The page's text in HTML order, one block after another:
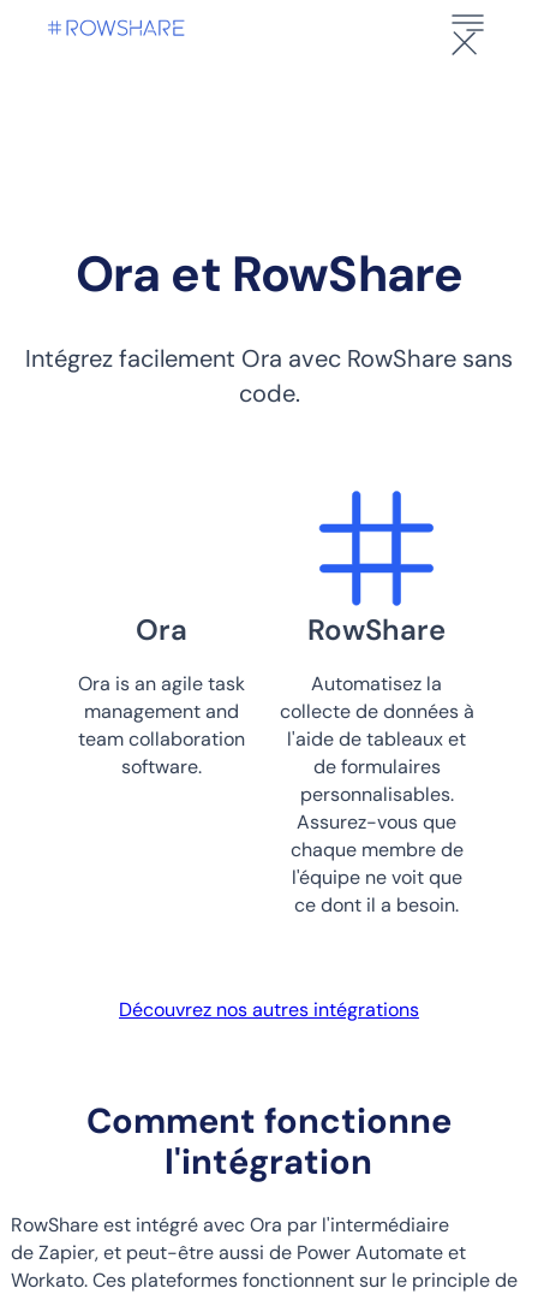
Ora et RowShare
Intégrez facilement Ora avec RowShare sans
code.
Ora
Ora is an agile task
management and
team collaboration
software.
RowShare
Automatisez la
collecte de données à
l'aide de tableaux et
de formulaires
personnalisables.
Assurez-vous que
chaque membre de
l'équipe ne voit que
ce dont il a besoin.
Découvrez nos autres intégrations
Comment fonctionne
l'intégration
RowShare est intégré avec Ora par l'intermédiaire
de Zapier, et peut-être aussi de Power Automate et
Workato. Ces plateformes fonctionnent sur le principle de